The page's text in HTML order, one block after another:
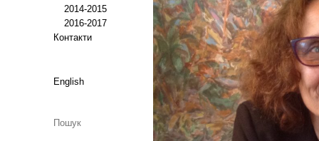
2014-2015
2016-2017
Контакти
English